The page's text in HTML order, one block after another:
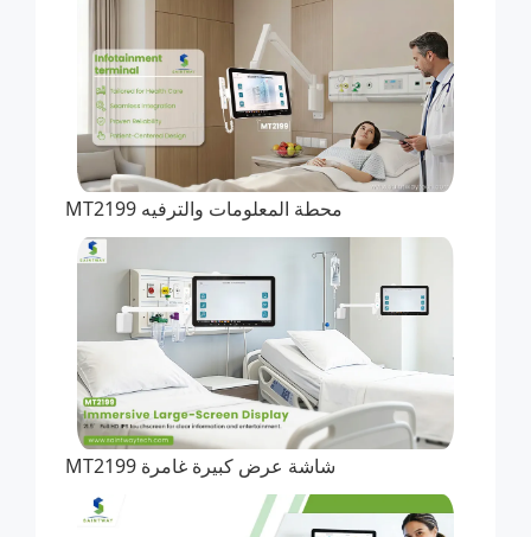
محطة المعلومات والترفيه MT2199
شاشة عرض كبيرة غامرة MT2199